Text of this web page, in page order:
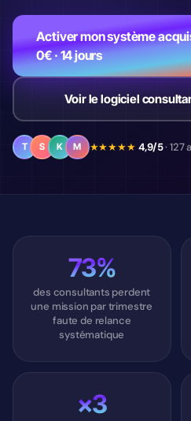
Activer mon système
0€ · 14 jours
Voir le logiciel
T S K M ★★★★★ 4,9/5· 127
73%
des consultants perdent
une mission par trimestre
faute de relance
systématique
×3